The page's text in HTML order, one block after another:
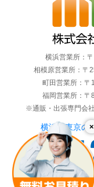
×
横浜営業所：
相模原営業所：〒
町田営業所：〒
福岡営業所：〒
※通販・出張専門会
横浜・東京の